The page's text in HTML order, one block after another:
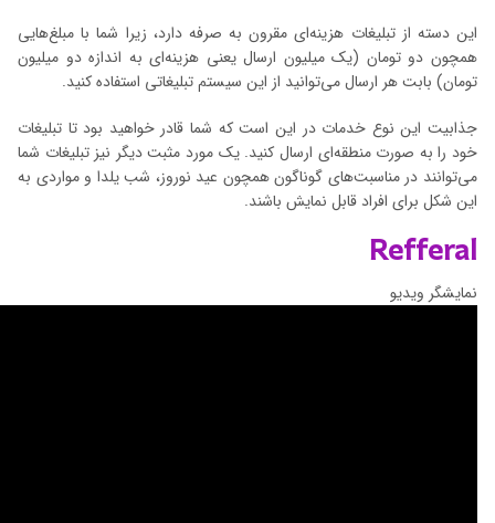
این دسته از تبلیغات هزینه‌ای مقرون به صرفه دارد، زیرا شما با مبلغ‌هایی
همچون دو تومان (یک میلیون ارسال یعنی هزینه‌ای به اندازه دو میلیون
تومان) بابت هر ارسال می‌توانید از این سیستم تبلیغاتی استفاده کنید.
جذابیت این نوع خدمات در این است که شما قادر خواهید بود تا تبلیغات
خود را به صورت منطقه‌ای ارسال کنید. یک مورد مثبت دیگر نیز تبلیغات شما
می‌توانند در مناسبت‌های گوناگون همچون عید نوروز، شب یلدا و مواردی به
این شکل برای افراد قابل نمایش باشند.
Refferal
نمایشگر ویدیو